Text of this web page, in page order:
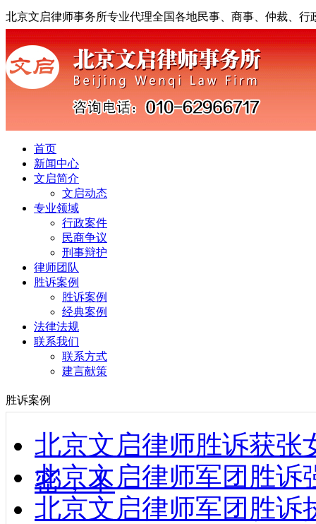
北京文启律师事务所专业代理全国各地民事、商事、仲裁、行
首页
新闻中心
文启简介
文启动态
专业领域
行政案件
民商争议
刑事辩护
律师团队
胜诉案例
胜诉案例
经典案例
法律法规
联系我们
联系方式
建言献策
胜诉案例
北京文启律师胜诉获张
密，不
北京文启律师军团胜诉
北京文启律师军团胜诉